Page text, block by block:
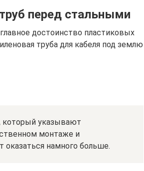
перед стальными
достоинство пластиковых
труба для кабеля под землю
который указывают
монтаже и
оказаться намного больше.